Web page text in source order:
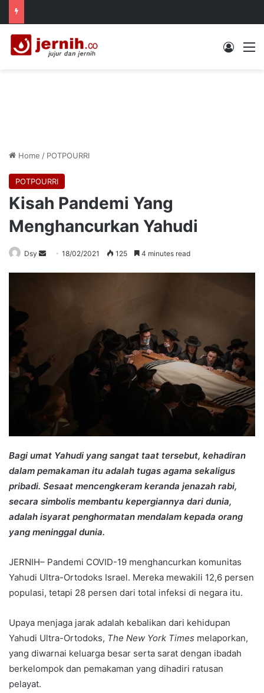
Log In
Home / POTPOURRI
POTPOURRI
Kisah Pandemi Yang
Menghancurkan Yahudi
Dsy
Send18/02/2021 125 4 minutes read
Bagi umat Yahudi yang sangat taat tersebut, kehadiran
dalam pemakaman itu adalah tugas agama sekaligus
pribadi. Sesaat mencengkeram keranda jenazah rabi,
secara simbolis membantu kepergiannya dari dunia,
adalah isyarat penghormatan mendalam kepada orang
yang meninggal dunia.
JERNIH– Pandemi COVID-19 menghancurkan komunitas
Yahudi Ultra-Ortodoks Israel. Mereka mewakili 12,6 persen
populasi, tetapi 28 persen dari total infeksi di negara itu.
Upaya menjaga jarak adalah kebalikan dari kehidupan
Yahudi Ultra-Ortodoks, The New York Times melaporkan,
yang diwarnai keluarga besar serta sarat dengan ibadah
berkelompok dan pemakaman yang dihadiri ratusan
pelayat.